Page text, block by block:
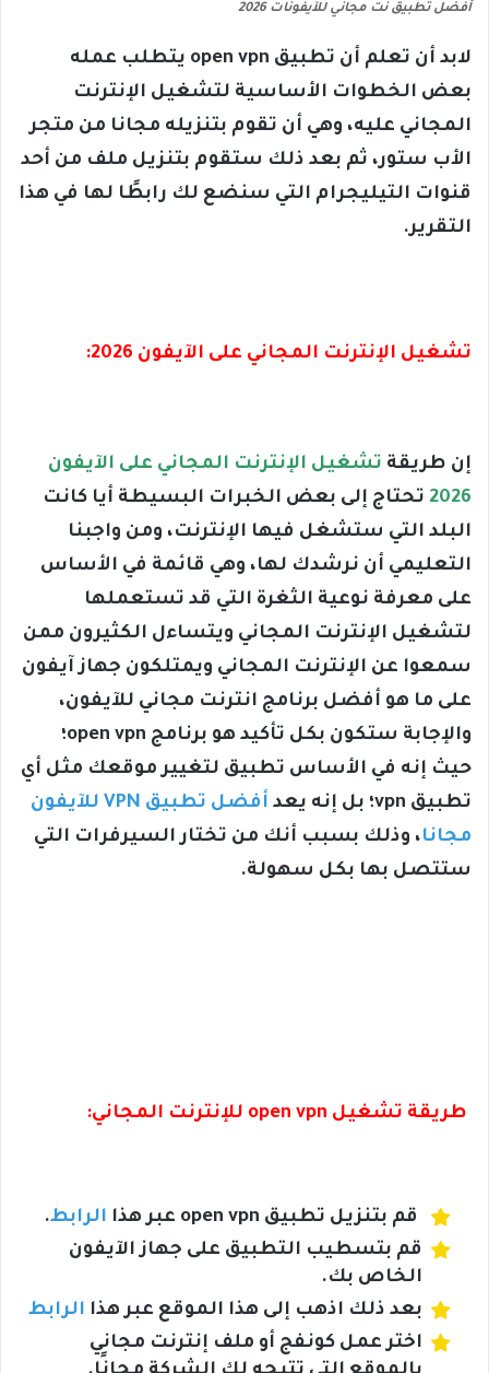
أفضل تطبيق نت مجاني للآيفونات 2026
لابد أن تعلم أن تطبيق open vpn يتطلب عمله
بعض الخطوات الأساسية لتشغيل الإنترنت
المجاني عليه، وهي أن تقوم بتنزيله مجانا من متجر
الأب ستور، ثم بعد ذلك ستقوم بتنزيل ملف من أحد
قنوات التيليجرام التي سنضع لك رابطًا لها في هذا
التقرير.
تشغيل الإنترنت المجاني على الآيفون 2026:
إن طريقة تشغيل الإنترنت المجاني على الآيفون
2026 تحتاج إلى بعض الخبرات البسيطة أيا كانت
البلد التي ستشغل فيها الإنترنت، ومن واجبنا
التعليمي أن نرشدك لها، وهي قائمة في الأساس
على معرفة نوعية الثغرة التي قد تستعملها
لتشغيل الإنترنت المجاني ويتساءل الكثيرون ممن
سمعوا عن الإنترنت المجاني ويمتلكون جهاز آيفون
على ما هو أفضل برنامج انترنت مجاني للآيفون،
والإجابة ستكون بكل تأكيد هو برنامج open vpn؛
حيث إنه في الأساس تطبيق لتغيير موقعك مثل أي
تطبيق vpn؛ بل إنه يعد
أفضل تطبيق VPN للآيفون
مجانا، وذلك بسبب أنك من تختار السيرفرات التي
ستتصل بها بكل سهولة.
طريقة تشغيل open vpn للإنترنت المجاني:
قم بتنزيل تطبيق open vpn عبر هذا الرابط.
قم بتسطيب التطبيق على جهاز الآيفون
الخاص بك.
بعد ذلك اذهب إلى هذا الموقع عبر هذا الرابط
اختر عمل كونفج أو ملف إنترنت مجاني